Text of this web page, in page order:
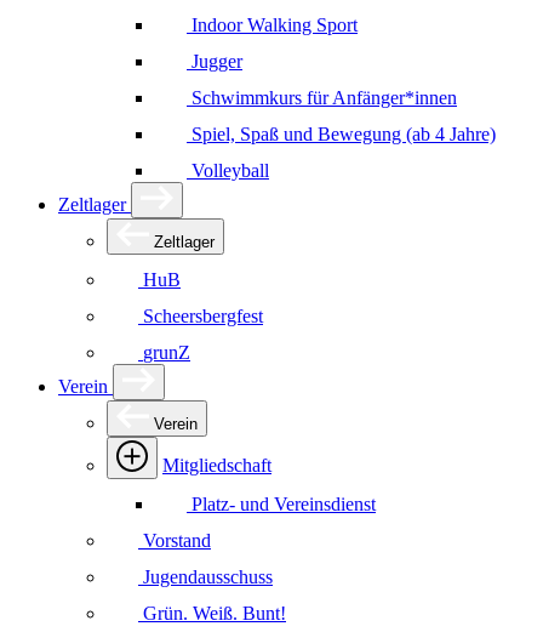
Indoor Walking Sport
Jugger
Schwimmkurs für Anfänger*innen
Spiel, Spaß und Bewegung (ab 4 Jahre)
Volleyball
Zeltlager
Zeltlager
HuB
Scheersbergfest
grunZ
Verein
Verein
Mitgliedschaft
Platz- und Vereinsdienst
Vorstand
Jugendausschuss
Grün. Weiß. Bunt!